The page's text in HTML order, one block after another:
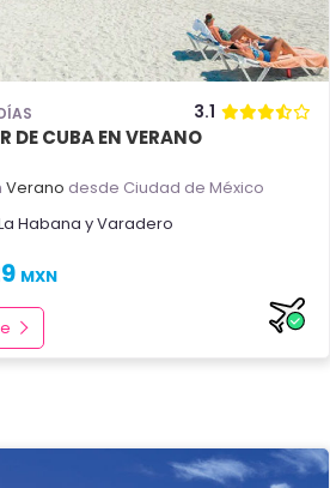
3.1
DE CUBA EN VERANO
Verano desde Ciudad de México
Habana yVaradero
MXN